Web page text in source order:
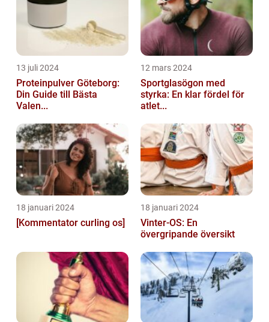
13 juli 2024
Proteinpulver Göteborg:
Din Guide till Bästa
Valen...
12 mars 2024
Sportglasögon med
styrka: En klar fördel för
atlet...
18 januari 2024
[Kommentator curling os]
18 januari 2024
Vinter-OS: En
övergripande översikt